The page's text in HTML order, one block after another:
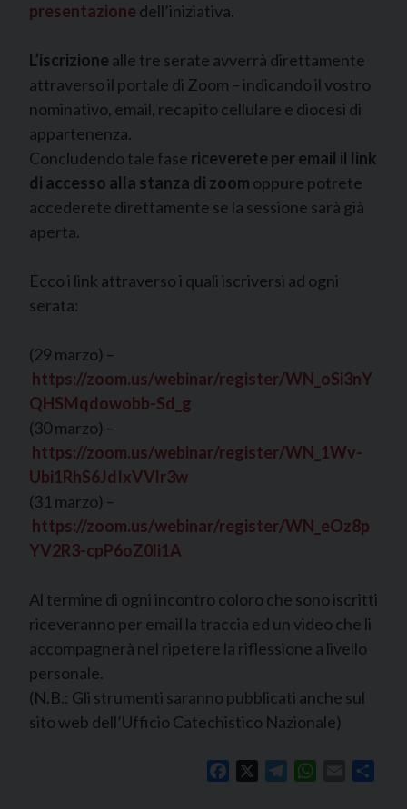
presentazione dell’iniziativa.
L’iscrizione alle tre serate avverrà direttamente
attraverso il portale di Zoom – indicando il vostro
nominativo, email, recapito cellulare e diocesi di
appartenenza.
Concludendo tale fase riceverete per email il link
di accesso alla stanza di zoom oppure potrete
accederete direttamente se la sessione sarà già
aperta.
Ecco i link attraverso i quali iscriversi ad ogni
serata:
(29 marzo) –
https://zoom.us/webinar/register/WN_oSi3nY
QHSMqdowobb-Sd_g
(30 marzo) –
https://zoom.us/webinar/register/WN_1Wv-
Ubi1RhS6JdIxVVlr3w
(31 marzo) –
https://zoom.us/webinar/register/WN_eOz8p
YV2R3-cpP6oZ0li1A
Al termine di ogni incontro coloro che sono iscritti
riceveranno per email la traccia ed un video che li
accompagnerà nel ripetere la riflessione a livello
personale.
(N.B.: Gli strumenti saranno pubblicati anche sul
sito web dell’Ufficio Catechistico Nazionale)
Facebook TelegramWhatsApp
Email